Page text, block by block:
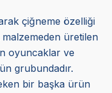
çiğneme özelliği
üretilen
oyuncaklar ve
grubundadır.
bir başka ürün